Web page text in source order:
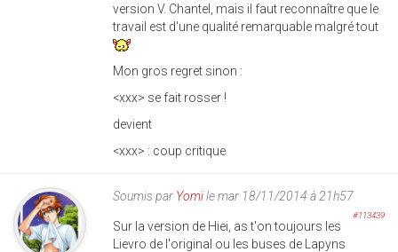
version V. Chantel, mais il faut reconnaître que le
travail est d'une qualité remarquable malgré tout
Mon gros regret sinon :
<xxx> se fait rosser !
devient
<xxx> : coup critique
Soumis par Yomile mar 18/11/2014 à 21h57
#113439
Sur la version de Hiei, as t'on toujours les
Lievro de l'original ou les buses de Lapyns